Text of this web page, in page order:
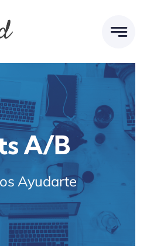
A/B
Ayudarte